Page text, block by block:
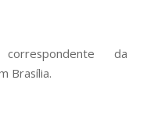
da
Brasília.